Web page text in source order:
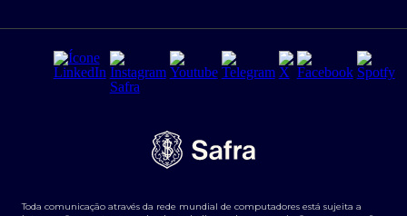
Segurança da Informação
Tarifas e serviços Pessoa Física
Transparência de remuneração
Derivativos
Agronegócios
Toda comunicação através da rede mundial de computadores está sujeita a